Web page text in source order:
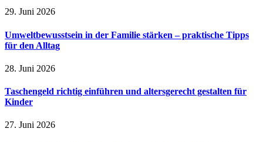
29. Juni 2026
Umweltbewusstsein in der Familie stärken – praktische Tipps
für den Alltag
28. Juni 2026
Taschengeld richtig einführen und altersgerecht gestalten für
Kinder
27. Juni 2026